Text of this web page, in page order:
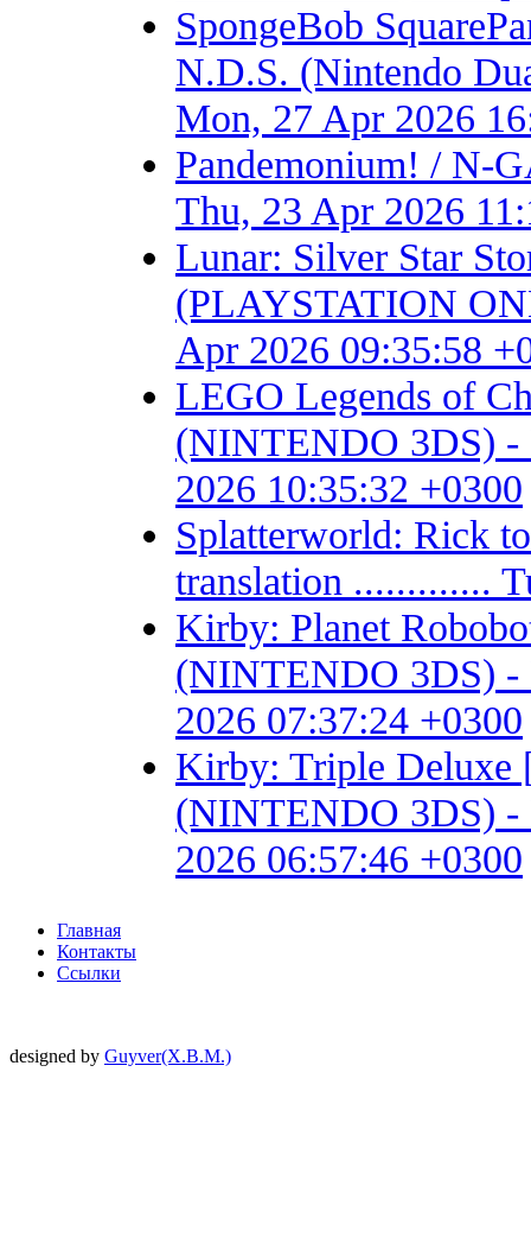
SpongeBob
N.D.S. (Nintendo
Mon, 27 Apr 2026
Pandemonium! / N-
Thu, 23 Apr 2026
Lunar: Silver Star
(PLAYSTATION
Apr 2026 09:35:58
LEGO Legends of
(NINTENDO 3DS) -
2026 10:35:32 +0300
Splatterworld: Rick
translation .............
Kirby: Planet
(NINTENDO 3DS) -
2026 07:37:24 +0300
Kirby: Triple
(NINTENDO 3DS) -
2026 06:57:46 +0300
Главная
Контакты
Ссылки
designed by Guyver(X.B.M.)